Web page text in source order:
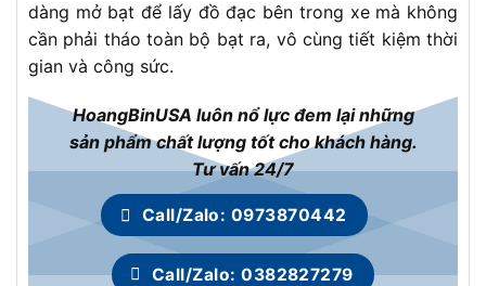
dàng mở bạt để lấy đồ đạc bên trong xe mà không
cần phải tháo toàn bộ bạt ra, vô cùng tiết kiệm thời
gian và công sức.
HoangBinUSA luôn nổ lực đem lại những
sản phẩm chất lượng tốt cho khách hàng.
Tư vấn 24/7
Call/Zalo: 0973870442
Call/Zalo: 0382827279